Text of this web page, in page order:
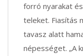
forró nyarakat
teleket. Fiasítás
tavasz alatt
népességet. „A